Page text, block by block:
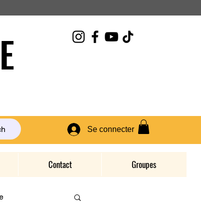
Se connecter
Contact Groupes